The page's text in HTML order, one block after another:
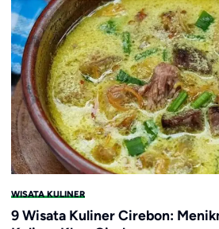
WISATA KULINER
9 Wisata Kuliner Cirebon: